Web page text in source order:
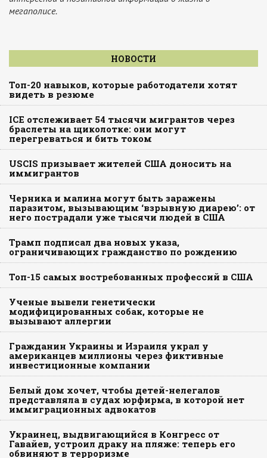
мегаполисе.
НОВОСТИ
Топ-20 навыков, которые работодатели хотят
видеть в резюме
ICE отслеживает 54 тысячи мигрантов через
браслеты на щиколотке: они могут
перегреваться и бить током
USCIS призывает жителей США доносить на
иммигрантов
Черника и малина могут быть заражены
паразитом, вызывающим ‘взрывную диарею’: от
него пострадали уже тысячи людей в США
Трамп подписал два новых указа,
ограничивающих гражданство по рождению
Топ-15 самых востребованных профессий в США
Ученые вывели генетически
модифицированных собак, которые не
вызывают аллергии
Гражданин Украины и Израиля украл у
американцев миллионы через фиктивные
инвестиционные компании
Белый дом хочет, чтобы детей-нелегалов
представляла в судах юрфирма, в которой нет
иммиграционных адвокатов
Украинец, выдвигающийся в Конгресс от
Гавайев, устроил драку на пляже: теперь его
обвиняют в терроризме